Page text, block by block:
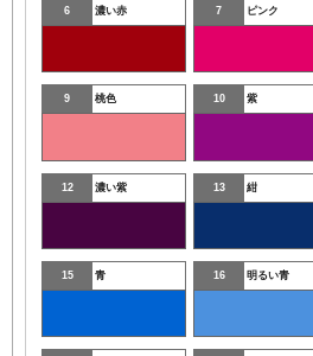
6 濃い赤 7 ピンク
9 桃色 10 紫
12 濃い紫 13 紺
15 青 16 明るい青